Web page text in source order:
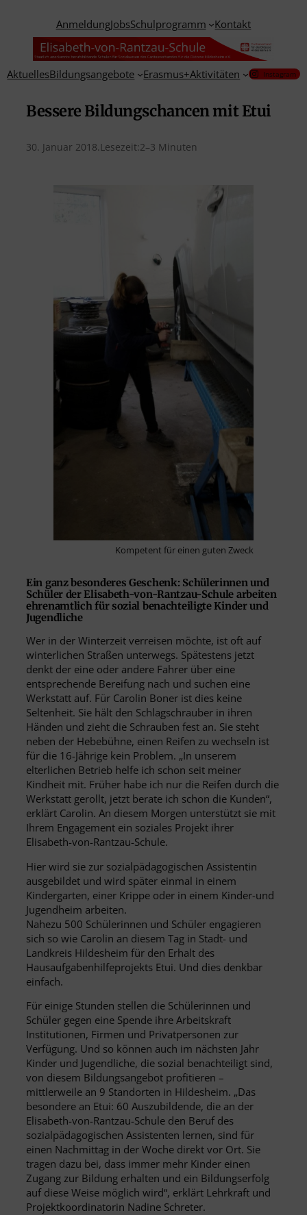
AnmeldungJobsSchulprogramm Kontakt
AktuellesBildungsangebote Erasmus+Aktivitäten Instagram
Bessere Bildungschancen mit Etui
30. Januar 2018.Lesezeit:2–3 Minuten
Kompetent für einen guten Zweck
Ein ganz besonderes Geschenk: Schülerinnen und
Schüler der Elisabeth-von-Rantzau-Schule arbeiten
ehrenamtlich für sozial benachteiligte Kinder und
Jugendliche
Wer in der Winterzeit verreisen möchte, ist oft auf
winterlichen Straßen unterwegs. Spätestens jetzt
denkt der eine oder andere Fahrer über eine
entsprechende Bereifung nach und suchen eine
Werkstatt auf. Für Carolin Boner ist dies keine
Seltenheit. Sie hält den Schlagschrauber in ihren
Händen und zieht die Schrauben fest an. Sie steht
neben der Hebebühne, einen Reifen zu wechseln ist
für die 16-Jährige kein Problem. „In unserem
elterlichen Betrieb helfe ich schon seit meiner
Kindheit mit. Früher habe ich nur die Reifen durch die
Werkstatt gerollt, jetzt berate ich schon die Kunden“,
erklärt Carolin. An diesem Morgen unterstützt sie mit
Ihrem Engagement ein soziales Projekt ihrer
Elisabeth-von-Rantzau-Schule.
Hier wird sie zur sozialpädagogischen Assistentin
ausgebildet und wird später einmal in einem
Kindergarten, einer Krippe oder in einem Kinder-und
Jugendheim arbeiten.
Nahezu 500 Schülerinnen und Schüler engagieren
sich so wie Carolin an diesem Tag in Stadt- und
Landkreis Hildesheim für den Erhalt des
Hausaufgabenhilfeprojekts Etui. Und dies denkbar
einfach.
Für einige Stunden stellen die Schülerinnen und
Schüler gegen eine Spende ihre Arbeitskraft
Institutionen, Firmen und Privatpersonen zur
Verfügung. Und so können auch im nächsten Jahr
Kinder und Jugendliche, die sozial benachteiligt sind,
von diesem Bildungsangebot profitieren –
mittlerweile an 9 Standorten in Hildesheim. „Das
besondere an Etui: 60 Auszubildende, die an der
Elisabeth-von-Rantzau-Schule den Beruf des
sozialpädagogischen Assistenten lernen, sind für
einen Nachmittag in der Woche direkt vor Ort. Sie
tragen dazu bei, dass immer mehr Kinder einen
Zugang zur Bildung erhalten und ein Bildungserfolg
auf diese Weise möglich wird“, erklärt Lehrkraft und
Projektkoordinatorin Nadine Schreter.